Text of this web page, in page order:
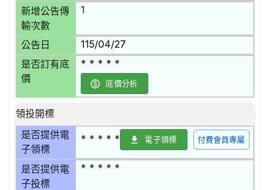
新增公告傳
輸次數
1
公告日 115/04/27
是否訂有底
價
* * * * *
底價分析
領投開標
是否提供電
子領標
* * * * * 電子領標 付費會員專屬
是否提供電
子投標
* * * * *